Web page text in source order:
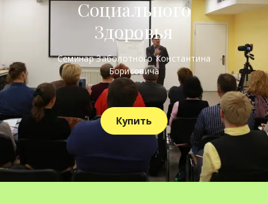
Социального
Здоровья
Семинар Заболотного Константина
Борисовича
Купить